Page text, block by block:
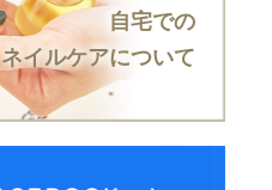
自宅での
ネイルケアについて